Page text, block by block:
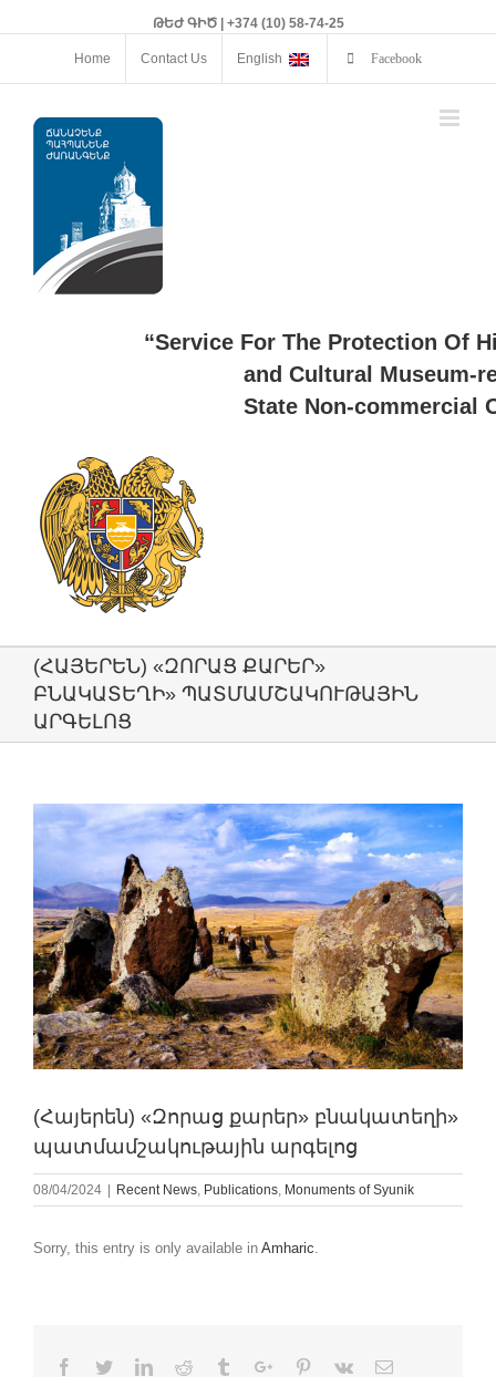
ԹԵԺ ԳԻԾ | +374 (10) 58-74-25
Home Contact Us English Facebook
“Service For The Protection Of
and Cultural Museum-
State Non-commercial
(ՀԱՅԵՐԵՆ) «ԶՈՐԱՑ ՔԱՐԵՐ»
ԲՆԱԿԱՏԵՂԻ» ՊԱՏՄԱՄՇԱԿՈՒԹԱՅԻՆ
ԱՐԳԵԼՈՑ
View
(Հայերեն) «Զորաց քարեր» բնակատեղի»
պատմամշակութային արգելոց
08/04/2024 Recent News, Publications, Monuments of Syunik
Sorry, this entry is only available in Amharic.
Facebook
TwitterLinkedinReddit TumblrGoogle+Pinterest
Vk Email